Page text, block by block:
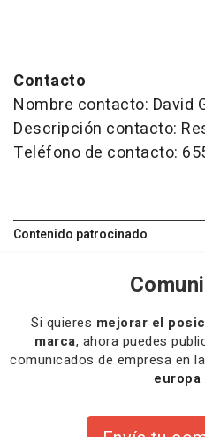
Contacto
Nombre contacto: David
Descripción contacto:
Teléfono de contacto:
Contenido patrocinado
Si quieres mejorar el
marca, ahora puedes
comunicados de empresa en
europa